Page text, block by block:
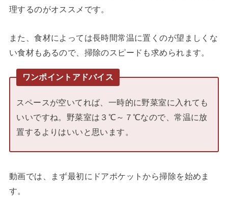
理するのがオススメです。
また、食材によっては長時間常温に置くのが望ましくな
い食材もあるので、掃除のスピードも求められます。
ワンポイントアドバイス
スペースが空いてれば、一時的に野菜室に入れても
いいですね。野菜室は３℃～７℃なので、常温に放
置するよりはいいと思います。
動画では、まず最初にドアポケットから掃除を始めま
す。